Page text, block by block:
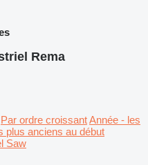
Rema
Par ordre croissantAnnée - les
plus anciens au début